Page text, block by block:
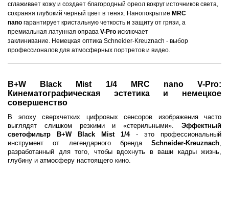
сглаживает кожу и создает благородный ореол вокруг источников света,
сохраняя глубокий черный цвет в тенях. Нанопокрытие MRC
nano гарантирует кристальную четкость и защиту от грязи, а
премиальная латунная оправа V-Pro исключает
заклинивание. Немецкая оптика Schneider-Kreuznach - выбор
профессионалов для атмосферных портретов и видео.
B+W Black Mist 1/4 MRC nano V-Pro:
Кинематографическая эстетика и немецкое
совершенство
В эпоху сверхчетких цифровых сенсоров изображения часто
выглядят слишком резкими и «стерильными». Эффектный
светофильтр B+W Black Mist 1/4- это профессиональный
инструмент от легендарного бренда Schneider-Kreuznach,
разработанный для того, чтобы вдохнуть в ваши кадры жизнь,
глубину и атмосферу настоящего кино.